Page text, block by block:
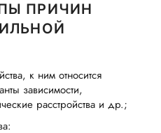
ПРИЧИН
к ним относится
зависимости,
расстройства и др.;